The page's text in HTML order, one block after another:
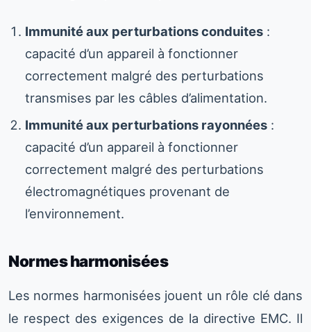
Immunité aux perturbations conduites :
capacité d’un appareil à fonctionner
correctement malgré des perturbations
transmises par les câbles d’alimentation.
Immunité aux perturbations rayonnées :
capacité d’un appareil à fonctionner
correctement malgré des perturbations
électromagnétiques provenant de
l’environnement.
Normes harmonisées
Les normes harmonisées jouent un rôle clé dans
le respect des exigences de la directive EMC. Il